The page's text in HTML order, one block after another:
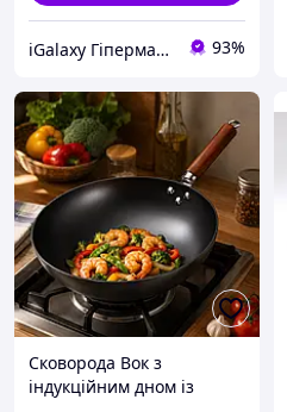
iGalaxy Гіпермаркет подарунків 93%
Сковорода Вок з
індукційним дном із